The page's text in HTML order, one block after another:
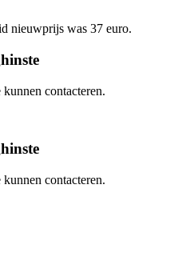
nieuwprijs was 37 euro.
kunnen contacteren.
kunnen contacteren.